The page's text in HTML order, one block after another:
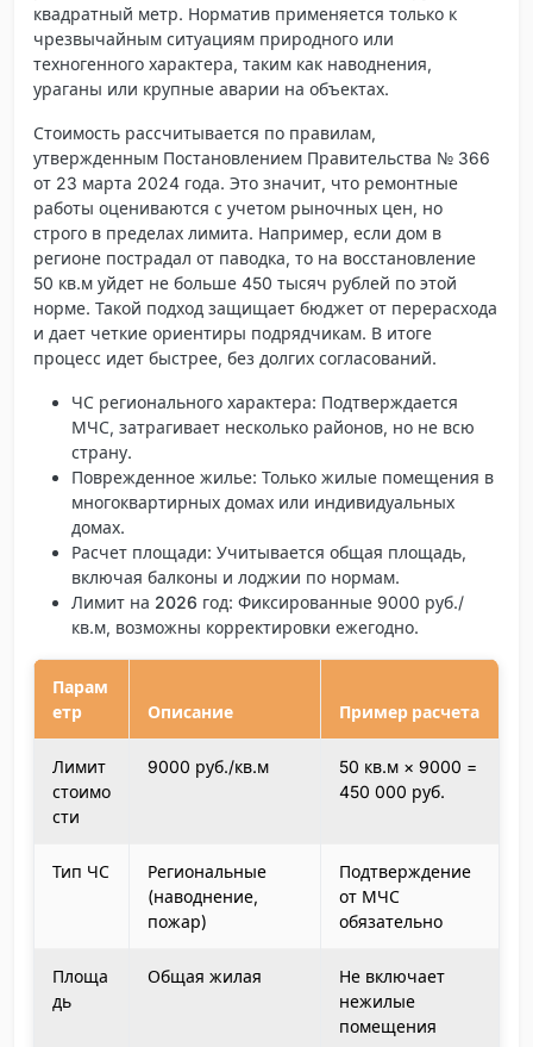
квадратный метр. Норматив применяется только к
чрезвычайным ситуациям природного или
техногенного характера, таким как наводнения,
ураганы или крупные аварии на объектах.
Стоимость рассчитывается по правилам,
утвержденным Постановлением Правительства № 366
от 23 марта 2024 года. Это значит, что ремонтные
работы оцениваются с учетом рыночных цен, но
строго в пределах лимита. Например, если дом в
регионе пострадал от паводка, то на восстановление
50 кв.м уйдет не больше 450 тысяч рублей по этой
норме. Такой подход защищает бюджет от перерасхода
и дает четкие ориентиры подрядчикам. В итоге
процесс идет быстрее, без долгих согласований.
ЧС регионального характера: Подтверждается
МЧС, затрагивает несколько районов, но не всю
страну.
Поврежденное жилье: Только жилые помещения в
многоквартирных домах или индивидуальных
домах.
Расчет площади: Учитывается общая площадь,
включая балконы и лоджии по нормам.
Лимит на 2026 год: Фиксированные 9000 руб./
кв.м, возможны корректировки ежегодно.
Парам
етр
Описание Пример расчета
Лимит
стоимо
сти
9000 руб./кв.м
50 кв.м × 9000 =
450 000 руб.
Тип ЧС
Региональные
(наводнение,
пожар)
Подтверждение
от МЧС
обязательно
Площа
дь
Общая жилая
Не включает
нежилые
помещения